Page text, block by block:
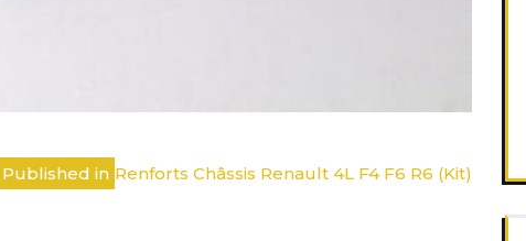
Published in Renforts Châssis Renault 4L F4 F6 R6 (Kit)